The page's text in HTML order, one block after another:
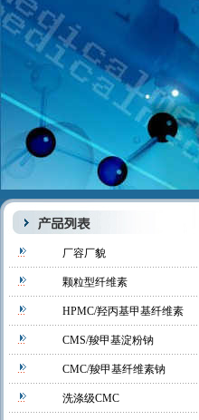
厂容厂貌
颗粒型纤维素
HPMC/羟丙基甲基纤维素
CMS/羧甲基淀粉钠
CMC/羧甲基纤维素钠
洗涤级CMC